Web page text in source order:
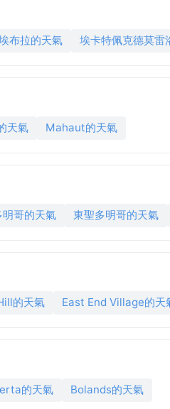
布拉的天氣 埃卡特佩克德莫雷
天氣 Mahaut的天氣
明哥的天氣 東聖多明哥的天氣
的天氣 East End Village的天
的天氣 Bolands的天氣